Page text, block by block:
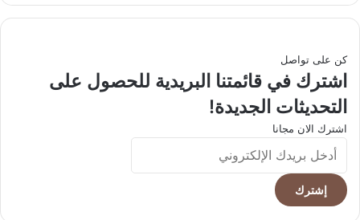
كن على تواصل
اشترك في قائمتنا البريدية للحصول على
التحديثات الجديدة!
اشترك الان مجانا
أدخل
بريدك
الإلكتروني